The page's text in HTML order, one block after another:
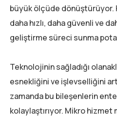
büyük ölçüde dönüştürüyor.
daha hızlı, daha güvenli ve
geliştirme süreci sunma
Teknolojinin sağladığı
esnekliğini ve işlevselliğini
zamanda bu bileşenlerin
kolaylaştırıyor. Mikro